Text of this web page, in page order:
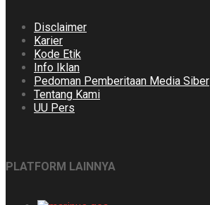
Disclaimer
Karier
Kode Etik
Info Iklan
Pedoman Pemberitaan Media Siber
Tentang Kami
UU Pers
PLATFORM LAINNYA